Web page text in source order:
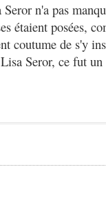
n'a pas
étaient posées,
coutume de s'y
Seror, ce fut un